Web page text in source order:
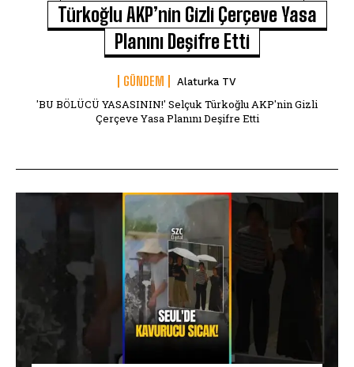
Türkoğlu AKP’nin Gizli Çerçeve Yasa
Planını Deşifre Etti
GÜNDEM Alaturka TV
'BU BÖLÜCÜ YASASININ!' Selçuk Türkoğlu AKP'nin Gizli
Çerçeve Yasa Planını Deşifre Etti